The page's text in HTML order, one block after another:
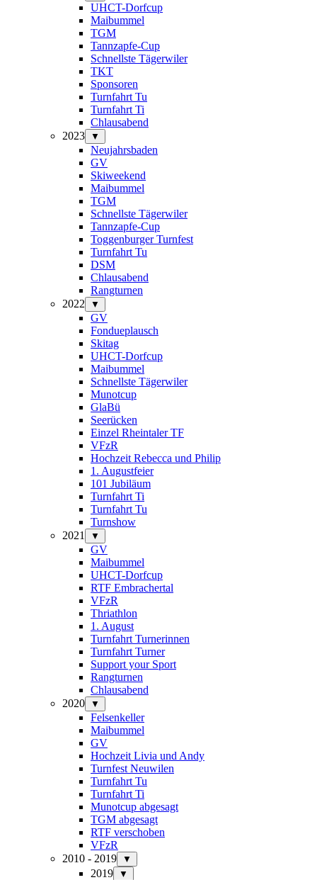
UHCT-Dorfcup
Maibummel
TGM
Tannzapfe-Cup
Schnellste Tägerwiler
TKT
Sponsoren
Turnfahrt Tu
Turnfahrt Ti
Chlausabend
2023
▼
Neujahrsbaden
GV
Skiweekend
Maibummel
TGM
Schnellste Tägerwiler
Tannzapfe-Cup
Toggenburger Turnfest
Turnfahrt Tu
DSM
Chlausabend
Rangturnen
2022
▼
GV
Fondueplausch
Skitag
UHCT-Dorfcup
Maibummel
Schnellste Tägerwiler
Munotcup
GlaBü
Seerücken
Einzel Rheintaler TF
VFzR
Hochzeit Rebecca und Philip
1. Augustfeier
101 Jubiläum
Turnfahrt Ti
Turnfahrt Tu
Turnshow
2021
▼
GV
Maibummel
UHCT-Dorfcup
RTF Embrachertal
VFzR
Thriathlon
1. August
Turnfahrt Turnerinnen
Turnfahrt Turner
Support your Sport
Rangturnen
Chlausabend
2020
▼
Felsenkeller
Maibummel
GV
Hochzeit Livia und Andy
Turnfest Neuwilen
Turnfahrt Tu
Turnfahrt Ti
Munotcup abgesagt
TGM abgesagt
RTF verschoben
VFzR
2010 - 2019
▼
2019 ▼